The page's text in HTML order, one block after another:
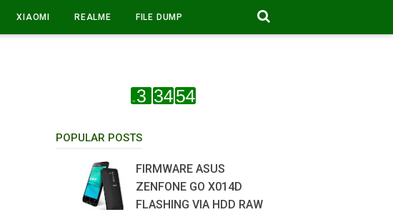
XIAOMI REALME FILE DUMP
POPULAR POSTS
FIRMWARE ASUS
ZENFONE GO X014D
FLASHING VIA HDD RAW